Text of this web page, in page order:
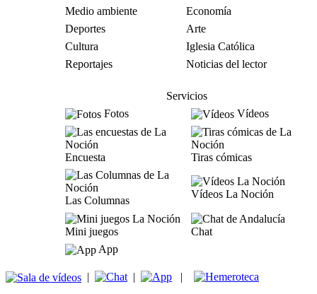
Medio ambiente
Economía
Deportes
Arte
Cultura
Iglesia Católica
Reportajes
Noticias del lector
Servicios
Fotos
Vídeos
Encuesta Tiras cómicas
Las Columnas
Vídeos La Noción
Mini juegos
Chat
App
| | |